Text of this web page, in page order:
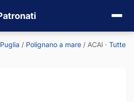
Puglia / Polignano a mare / ACAI · Tutte